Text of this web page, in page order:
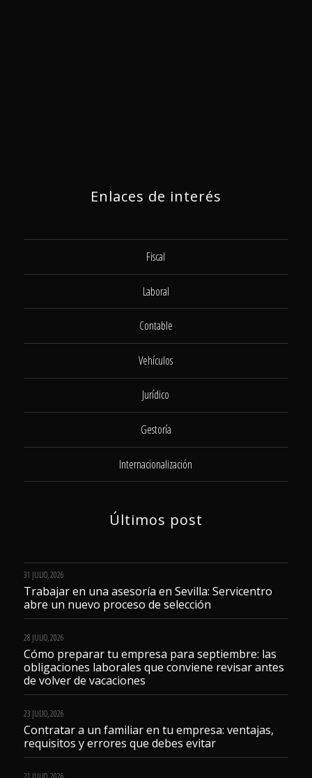
Enlaces de interés
Fiscal
Laboral
Contable
Vehículos
Jurídico
Gestoría
Internacionalización
Últimos post
31 JULIO, 2026
Trabajar en una asesoría en Sevilla: Servicentro
abre un nuevo proceso de selección
28 JULIO, 2026
Cómo preparar tu empresa para septiembre: las
obligaciones laborales que conviene revisar antes
de volver de vacaciones
23 JULIO, 2026
Contratar a un familiar en tu empresa: ventajas,
requisitos y errores que debes evitar